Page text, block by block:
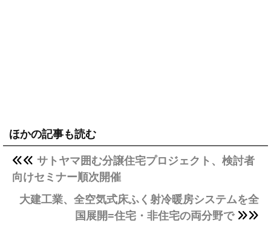
ほかの記事も読む
サトヤマ囲む分譲住宅プロジェクト、検討者
向けセミナー順次開催
大建工業、全空気式床ふく射冷暖房システムを全
国展開=住宅・非住宅の両分野で